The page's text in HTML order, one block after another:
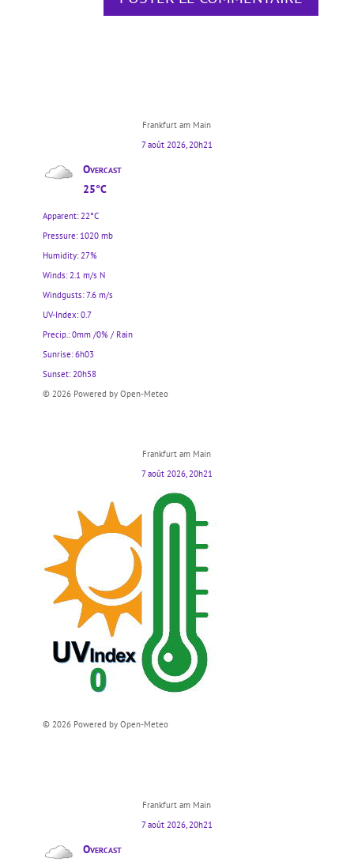
Frankfurt am Main
7 août 2026, 20h21
Overcast
25°C
Apparent: 22°C
Pressure: 1020 mb
Humidity: 27%
Winds: 2.1 m/s N
Windgusts: 7.6 m/s
UV-Index: 0.7
Precip.:0mm/0% / Rain
Sunrise: 6h03
Sunset: 20h58
© 2026 Powered by Open-Meteo
Frankfurt am Main
7 août 2026, 20h21
© 2026 Powered by Open-Meteo
Frankfurt am Main
7 août 2026, 20h21
Overcast